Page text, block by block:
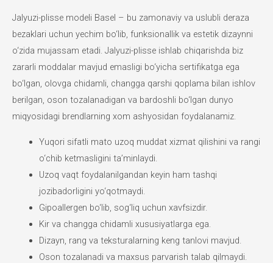
Jalyuzi-plisse modeli Basel – bu zamonaviy va uslubli deraza
bezaklari uchun yechim bo‘lib, funksionallik va estetik dizaynni
o‘zida mujassam etadi. Jalyuzi-plisse ishlab chiqarishda biz
zararli moddalar mavjud emasligi bo‘yicha sertifikatga ega
bo‘lgan, olovga chidamli, changga qarshi qoplama bilan ishlov
berilgan, oson tozalanadigan va bardoshli bo‘lgan dunyo
miqyosidagi brendlarning xom ashyosidan foydalanamiz.
Yuqori sifatli mato uzoq muddat xizmat qilishini va rangi
o‘chib ketmasligini ta’minlaydi.
Uzoq vaqt foydalanilgandan keyin ham tashqi
jozibadorligini yo‘qotmaydi.
Gipoallergen bo‘lib, sog‘liq uchun xavfsizdir.
Kir va changga chidamli xususiyatlarga ega.
Dizayn, rang va teksturalarning keng tanlovi mavjud.
Oson tozalanadi va maxsus parvarish talab qilmaydi.